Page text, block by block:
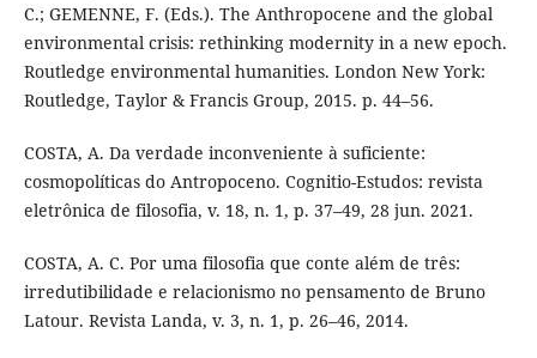
C.; GEMENNE, F. (Eds.). The Anthropocene and the global
environmental crisis: rethinking modernity in a new epoch.
Routledge environmental humanities. London New York:
Routledge, Taylor & Francis Group, 2015. p. 44–56.
COSTA, A. Da verdade inconveniente à suficiente:
cosmopolíticas do Antropoceno. Cognitio-Estudos: revista
eletrônica de filosofia, v. 18, n. 1, p. 37–49, 28 jun. 2021.
COSTA, A. C. Por uma filosofia que conte além de três:
irredutibilidade e relacionismo no pensamento de Bruno
Latour. Revista Landa, v. 3, n. 1, p. 26–46, 2014.